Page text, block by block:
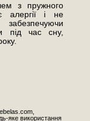
з пружного
алергії і не
під час сну,
яке використання